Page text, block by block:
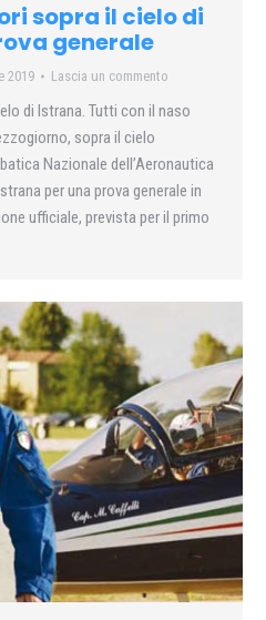
sopra il cielo di
generale
2019 Lascia un commento
di Istrana. Tutti con il naso
sopra il cielo
Nazionale dell’Aeronautica
per una prova generale in
ufficiale, prevista per il primo